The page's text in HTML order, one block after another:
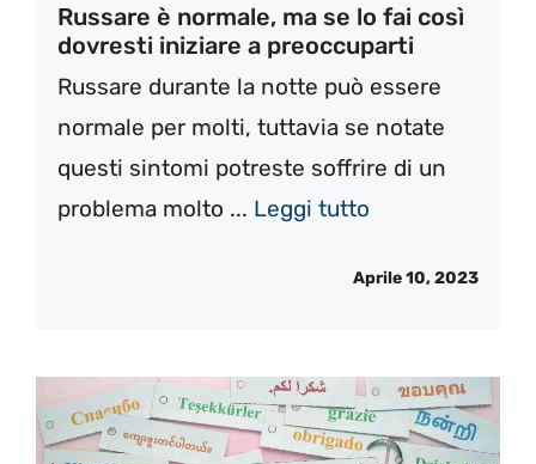
Russare è normale, ma se lo fai così
dovresti iniziare a preoccuparti
Russare durante la notte può essere
normale per molti, tuttavia se notate
questi sintomi potreste soffrire di un
problema molto ... Leggi tutto
Aprile 10, 2023